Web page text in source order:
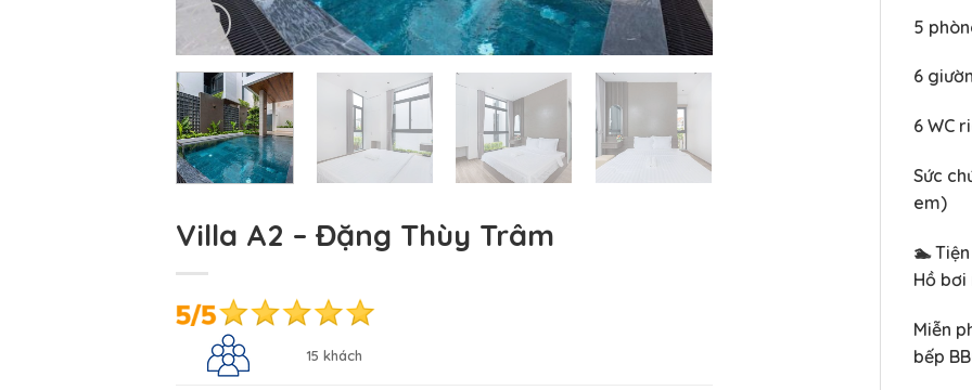
Villa A2 – Đặng Thùy Trâm
15 khách
5
6
6 WC
Sức
em)
🏊
Hồ bơi
Miễn
bếp